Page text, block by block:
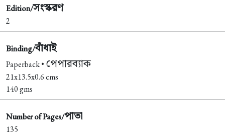
Edition/সংস্করণ
2
Binding/বাঁধাই
Paperback • পেপারব্যাক
21x13.5x0.6 cms
140 gms
Number of Pages/পাতা
135